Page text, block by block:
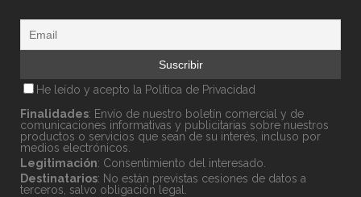
He leído y acepto la Política de Privacidad
Finalidades: Envío de nuestro boletín comercial y de
comunicaciones informativas y publicitarias sobre nuestros
productos o servicios que sean de su interés, incluso por
medios electrónicos.
Legitimación: Consentimiento del interesado.
Destinatarios: No están previstas cesiones de datos a
terceros, salvo obligación legal.